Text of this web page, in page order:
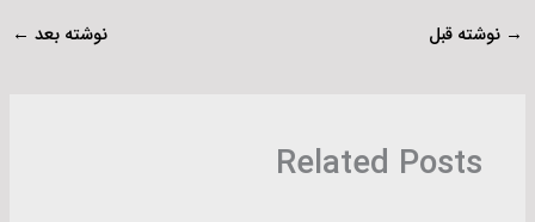
→ نوشته قبل نوشته بعد ←
Related Posts